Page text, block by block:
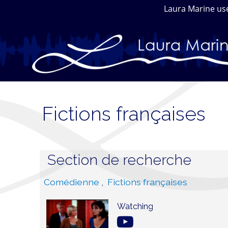
Laura Marine
Fictions françaises
Section de recherche
Catégories
Comédienne Fictions françaises
Watching